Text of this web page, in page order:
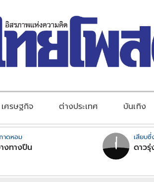
เศรษฐกิจ ต่างประเทศ บันเทิง
าดหอม
งทางปืน
เสียบซึ่
ดาว